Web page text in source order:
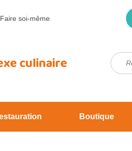
Faire soi-même
culinaire
Boutique